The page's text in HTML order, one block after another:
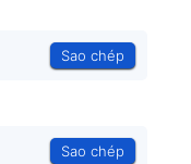
Sao chép
Sao chép